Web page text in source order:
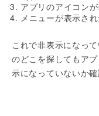
アプリのアイコン
メニューが表示さ
これで非表示になっ
のどこを探してもア
示になっていないか確